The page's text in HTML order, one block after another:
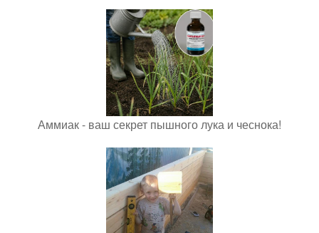
Аммиак - ваш секрет пышного лука и чеснока!